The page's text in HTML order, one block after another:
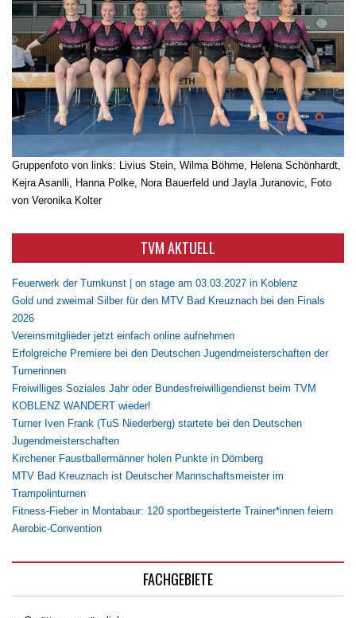
Gruppenfoto von links: Livius Stein, Wilma Böhme, Helena Schönhardt,
Kejra Asanlli, Hanna Polke, Nora Bauerfeld und Jayla Juranovic, Foto
von Veronika Kolter
TVM AKTUELL
Feuerwerk der Turnkunst | on stage am 03.03.2027 in Koblenz
Gold und zweimal Silber für den MTV Bad Kreuznach bei den Finals
2026
Vereinsmitglieder jetzt einfach online aufnehmen
Erfolgreiche Premiere bei den Deutschen Jugendmeisterschaften der
Turnerinnen
Freiwilliges Soziales Jahr oder Bundesfreiwilligendienst beim TVM
KOBLENZ WANDERT wieder!
Turner Iven Frank (TuS Niederberg) startete bei den Deutschen
Jugendmeisterschaften
Kirchener Faustballermänner holen Punkte in Dörnberg
MTV Bad Kreuznach ist Deutscher Mannschaftsmeister im
Trampolinturnen
Fitness-Fieber in Montabaur: 120 sportbegeisterte Trainer*innen feiern
Aerobic-Convention
FACHGEBIETE